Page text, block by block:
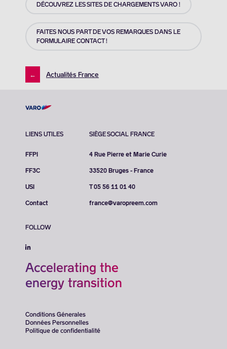
DÉCOUVREZ LES SITES DE CHARGEMENTS VARO !
FAITES NOUS PART DE VOS REMARQUES DANS LE
FORMULAIRE CONTACT !
← Actualités France
LIENS UTILES
FFPI
FF3C
USI
Contact
SIÈGE SOCIAL FRANCE
4 Rue Pierre et Marie Curie
33520 Bruges - France
T 05 56 11 01 40
france@varopreem.com
FOLLOW
Accelerating the
energy transition
Conditions Génerales
Données Personnelles
Politique de confidentialité